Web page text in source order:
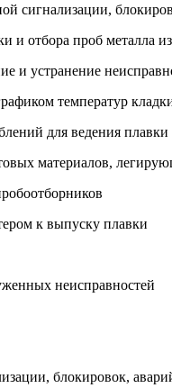
сигнализации,
отбора проб металла
и устранение
температур
для ведения плавки
материалов,
к выпуску плавки
неисправностей
блокировок,